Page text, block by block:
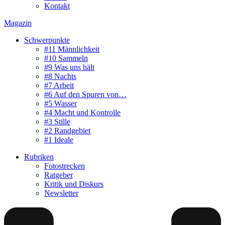
Kontakt
Magazin
Schwerpunkte
#11 Männlichkeit
#10 Sammeln
#9 Was uns hält
#8 Nachts
#7 Arbeit
#6 Auf den Spuren von…
#5 Wasser
#4 Macht und Kontrolle
#3 Stille
#2 Randgebiet
#1 Ideale
Rubriken
Fotostrecken
Ratgeber
Kritik und Diskurs
Newsletter